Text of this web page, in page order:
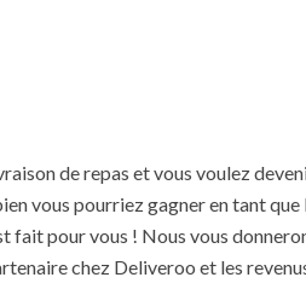
de repas et vous voulez
vous pourriez gagner en tant
fait pour vous ! Nous vous
chez Deliveroo et les